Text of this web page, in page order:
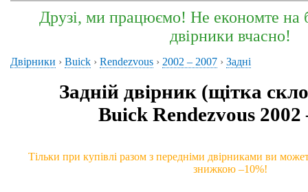
Друзі, ми працюємо! Не економте на
двірники вчасно!
Двірники › Buick › Rendezvous › 2002 – 2007 › Задні
Задній двірник (щітка
Buick Rendezvous 2002
Тільки при купівлі разом з передніми двірниками ви
знижкою –10%!